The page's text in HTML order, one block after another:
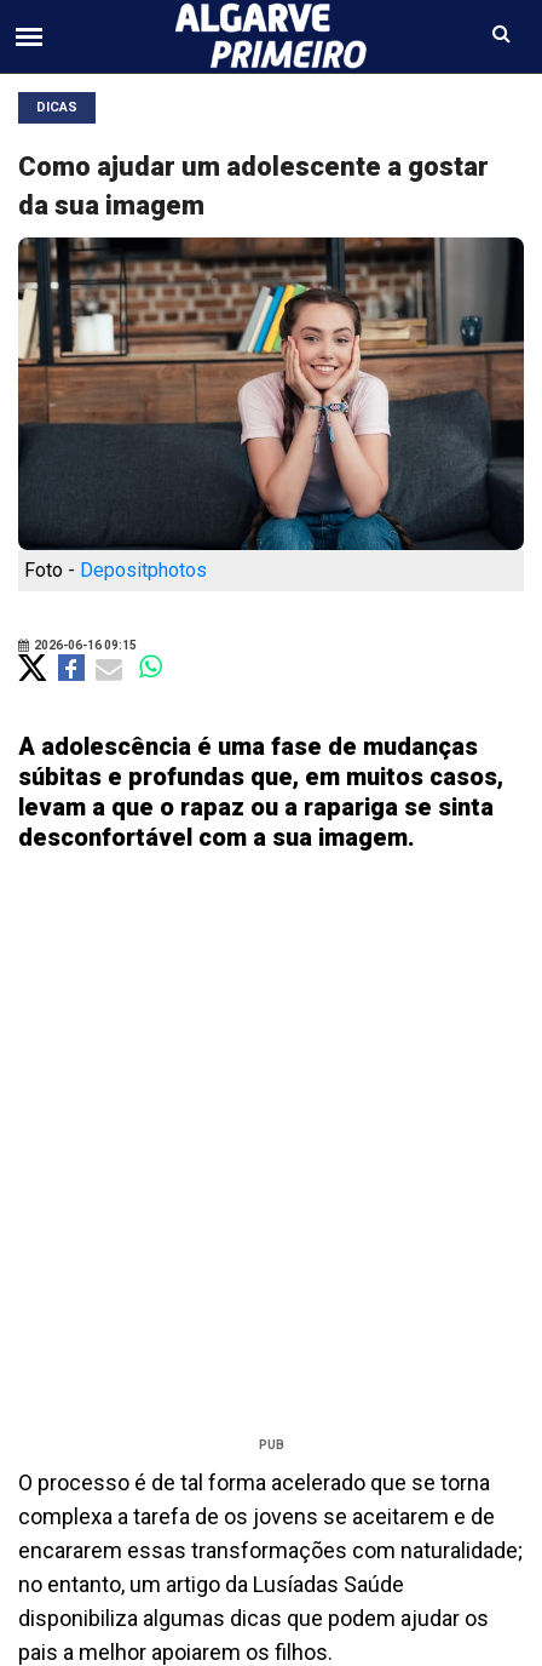
DICAS
Como ajudar um adolescente a gostar
da sua imagem
Foto - Depositphotos
2026-06-16 09:15
A adolescência é uma fase de mudanças
súbitas e profundas que, em muitos casos,
levam a que o rapaz ou a rapariga se sinta
desconfortável com a sua imagem.
PUB
O processo é de tal forma acelerado que se torna
complexa a tarefa de os jovens se aceitarem e de
encararem essas transformações com naturalidade;
no entanto, um artigo da Lusíadas Saúde
disponibiliza algumas dicas que podem ajudar os
pais a melhor apoiarem os filhos.